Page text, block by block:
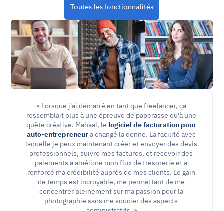
Toutes les fonctionnalités
« Lorsque j'ai démarré en tant que freelancer, ça
ressemblait plus à une épreuve de paperasse qu'à une
quête créative. Mahaal, le logiciel de facturation pour
auto-entrepreneur a changé la donne. La facilité avec
laquelle je peux maintenant créer et envoyer des devis
professionnels, suivre mes factures, et recevoir des
paiements a amélioré mon flux de trésorerie et a
renforcé ma crédibilité auprès de mes clients. Le gain
de temps est incroyable, me permettant de me
concentrer pleinement sur ma passion pour la
photographie sans me soucier des aspects